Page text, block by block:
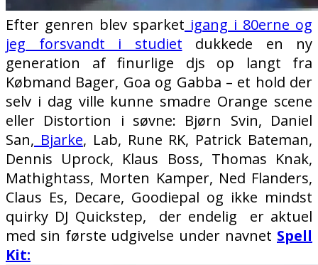
Efter genren blev sparket igang i 80erne og
jeg forsvandt i studiet dukkede en ny
generation af finurlige djs op langt fra
Købmand Bager, Goa og Gabba – et hold der
selv i dag ville kunne smadre Orange scene
eller Distortion i søvne: Bjørn Svin, Daniel
San, Bjarke, Lab, Rune RK, Patrick Bateman,
Dennis Uprock, Klaus Boss, Thomas Knak,
Mathightass, Morten Kamper, Ned Flanders,
Claus Es, Decare, Goodiepal og ikke mindst
quirky DJ Quickstep, der endelig er aktuel
med sin første udgivelse under navnet Spell
Kit: